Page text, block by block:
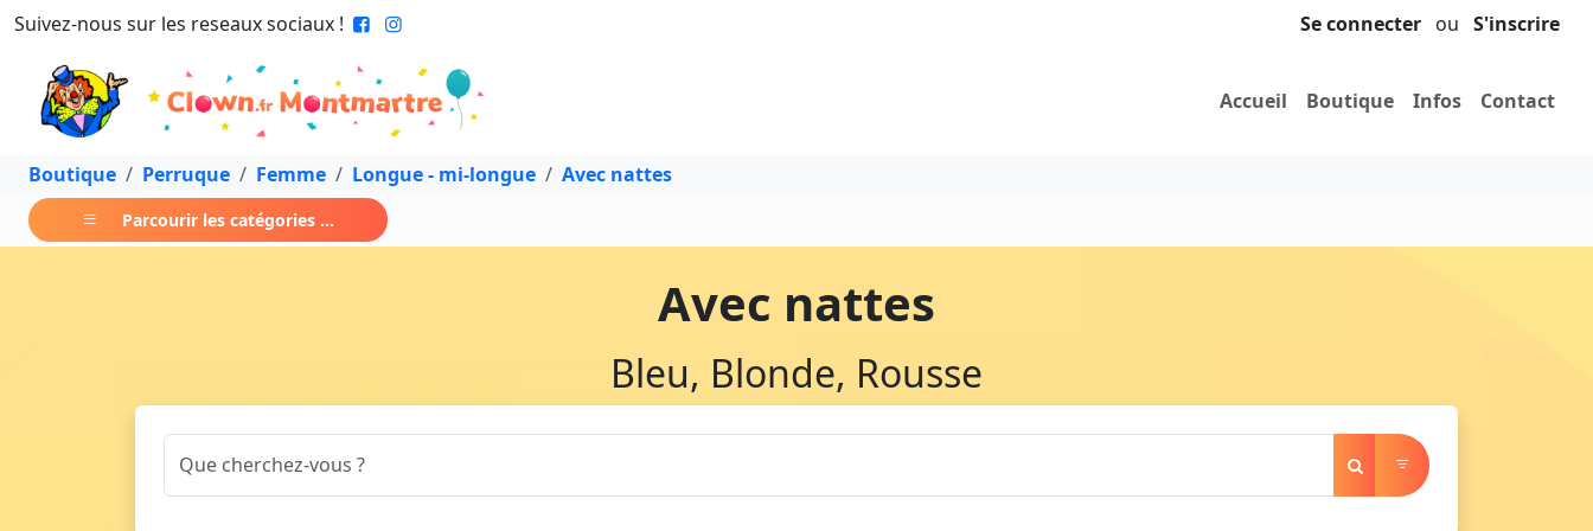
Suivez-nous sur les reseaux sociaux ! Se connecter ou S'inscrire
Accueil Boutique Infos Contact
Boutique Perruque Femme Longue - mi-longue Avec nattes
Parcourir les catégories ...
Avec nattes
Bleu, Blonde, Rousse